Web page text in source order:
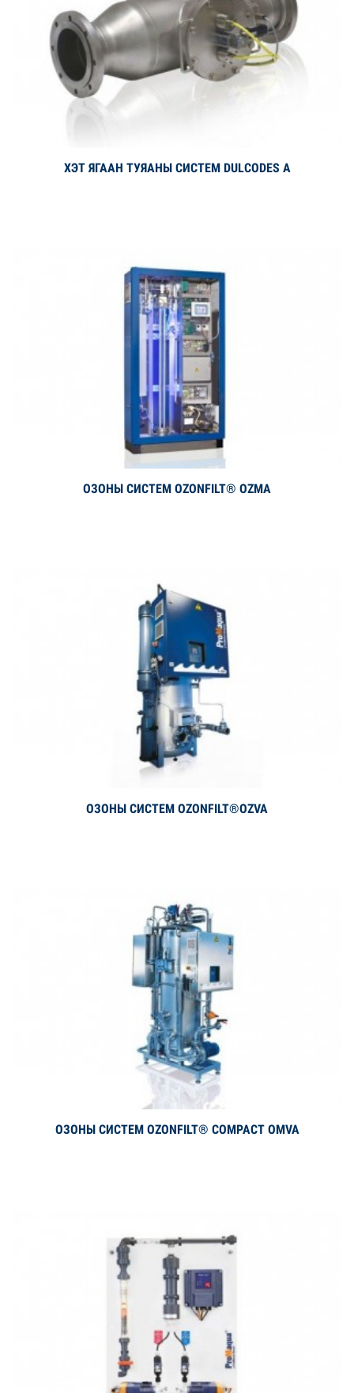
Дэлгэрэнгүй
ХЭТ ЯГААН ТУЯАНЫ СИСТЕМ DULCODES A
Дэлгэрэнгүй
ОЗОНЫ СИСТЕМ OZONFILT® OZMA
Дэлгэрэнгүй
ОЗОНЫ СИСТЕМ OZONFILT®OZVA
Дэлгэрэнгүй
ОЗОНЫ СИСТЕМ OZONFILT® COMPACT OMVA